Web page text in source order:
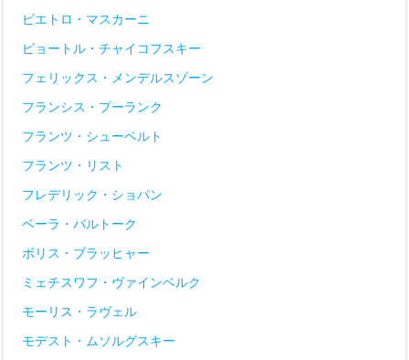
ピエトロ・マスカーニ
ピョートル・チャイコフスキー
フェリックス・メンデルスゾーン
フランシス・プーランク
フランツ・シューベルト
フランツ・リスト
フレデリック・ショパン
ベーラ・バルトーク
ボリス・ブラッヒャー
ミェチスワフ・ヴァインベルク
モーリス・ラヴェル
モデスト・ムソルグスキー